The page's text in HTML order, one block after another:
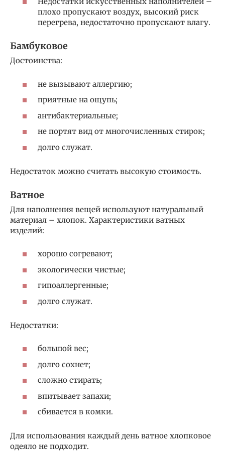
плохо пропускают воздух, высокий риск
перегрева, недостаточно пропускают влагу.
Бамбуковое
Достоинства:
не вызывают аллергию;
приятные на ощупь;
антибактериальные;
не портят вид от многочисленных стирок;
долго служат.
Недостаток можно считать высокую стоимость.
Ватное
Для наполнения вещей используют натуральный
материал – хлопок. Характеристики ватных
изделий:
хорошо согревают;
экологически чистые;
гипоаллергенные;
долго служат.
Недостатки:
большой вес;
долго сохнет;
сложно стирать;
впитывает запахи;
сбивается в комки.
Для использования каждый день ватное хлопковое
одеяло не подходит.